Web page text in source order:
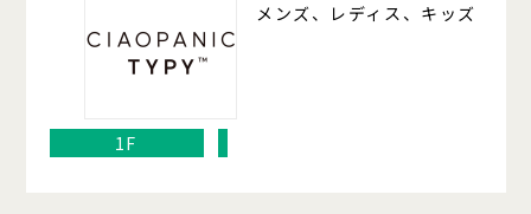
メンズ、レディス、キッズ
1F